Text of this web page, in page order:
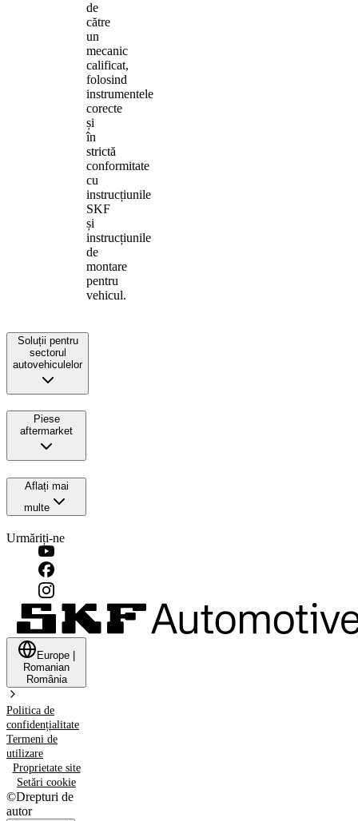
de
către
un
mecanic
calificat,
folosind
instrumentele
corecte
și
în
strictă
conformitate
cu
instrucțiunile
SKF
și
instrucțiunile
de
montare
pentru
vehicul.
Soluții pentru
sectorul
autovehiculelor
Piese
aftermarket
Aflați mai
multe
Urmăriți-ne
Europe
Romanian
România
Politica de
confidențialitate
Termeni de
utilizare
Proprietate site
Setări cookie
©Drepturi de
autor